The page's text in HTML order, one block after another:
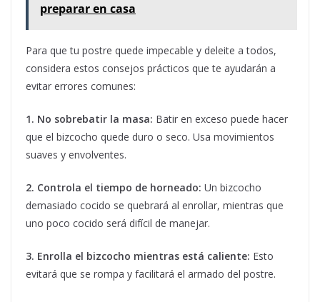
preparar en casa
Para que tu postre quede impecable y deleite a todos,
considera estos consejos prácticos que te ayudarán a
evitar errores comunes:
1. No sobrebatir la masa: Batir en exceso puede hacer
que el bizcocho quede duro o seco. Usa movimientos
suaves y envolventes.
2. Controla el tiempo de horneado: Un bizcocho
demasiado cocido se quebrará al enrollar, mientras que
uno poco cocido será difícil de manejar.
3. Enrolla el bizcocho mientras está caliente: Esto
evitará que se rompa y facilitará el armado del postre.